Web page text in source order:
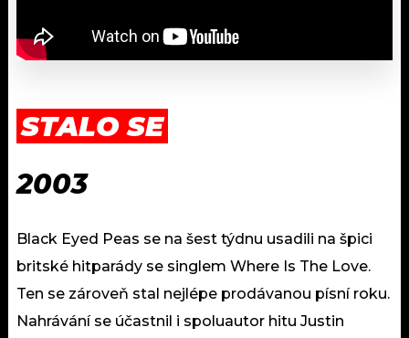
STALO SE
2003
Black Eyed Peas se na šest týdnu usadili na špici
britské hitparády se singlem Where Is The Love.
Ten se zároveň stal nejlépe prodávanou písní roku.
Nahrávání se účastnil i spoluautor hitu Justin